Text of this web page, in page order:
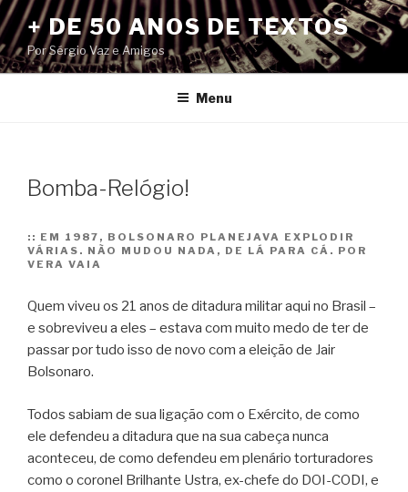
Pular
para
o
conteúdo
+ DE 50 ANOS DE TEXTOS
Por Sérgio Vaz e Amigos
Menu
Bomba-Relógio!
:: EM 1987, BOLSONARO PLANEJAVA EXPLODIR
VÁRIAS. NÃO MUDOU NADA, DE LÁ PARA CÁ. POR
VERA VAIA
Quem viveu os 21 anos de ditadura militar aqui no Brasil –
e sobreviveu a eles – estava com muito medo de ter de
passar por tudo isso de novo com a eleição de Jair
Bolsonaro.
Todos sabiam de sua ligação com o Exército, de como
ele defendeu a ditadura que na sua cabeça nunca
aconteceu, de como defendeu em plenário torturadores
como o coronel Brilhante Ustra, ex-chefe do DOI-CODI, e